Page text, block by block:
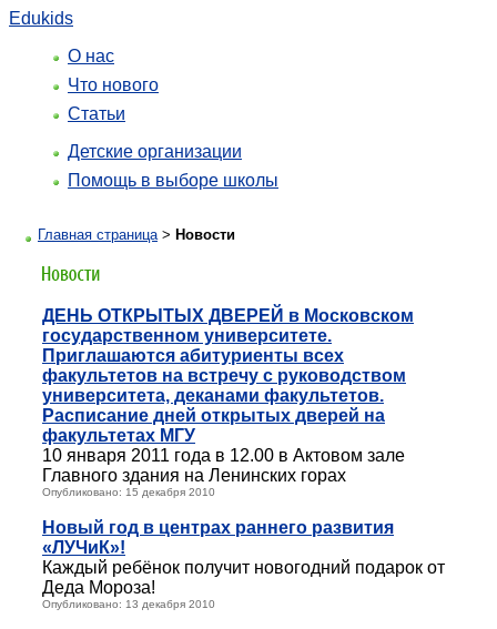
Edukids
О нас
Что нового
Статьи
Детские организации
Помощь в выборе школы
Главная страница> Новости
ДЕНЬ ОТКРЫТЫХ ДВЕРЕЙ в Московском
государственном университете.
Приглашаются абитуриенты всех
факультетов на встречу с руководством
университета, деканами факультетов.
Расписание дней открытых дверей на
факультетах МГУ
10 января 2011 года в 12.00 в Актовом зале
Главного здания на Ленинских горах
Опубликовано: 15 декабря 2010
Новый год в центрах раннего развития
«ЛУЧиК»!
Каждый ребёнок получит новогодний подарок от
Деда Мороза!
Опубликовано: 13 декабря 2010